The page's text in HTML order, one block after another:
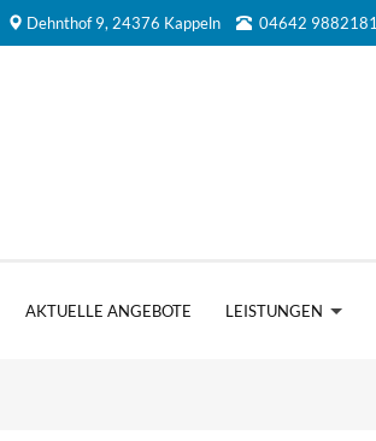
Dehnthof 9, 24376 Kappeln 04642 9882181
AKTUELLE ANGEBOTE LEISTUNGEN